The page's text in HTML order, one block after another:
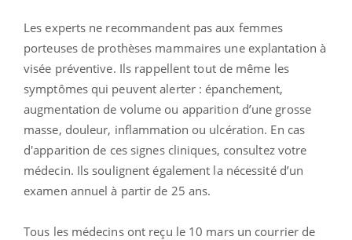
Les experts ne recommandent pas aux femmes
porteuses de prothèses mammaires une explantation à
visée préventive. Ils rappellent tout de même les
symptômes qui peuvent alerter : épanchement,
augmentation de volume ou apparition d’une grosse
masse, douleur, inflammation ou ulcération. En cas
d'apparition de ces signes cliniques, consultez votre
médecin. Ils soulignent également la nécessité d’un
examen annuel à partir de 25 ans.
Tous les médecins ont reçu le 10 mars un courrier de